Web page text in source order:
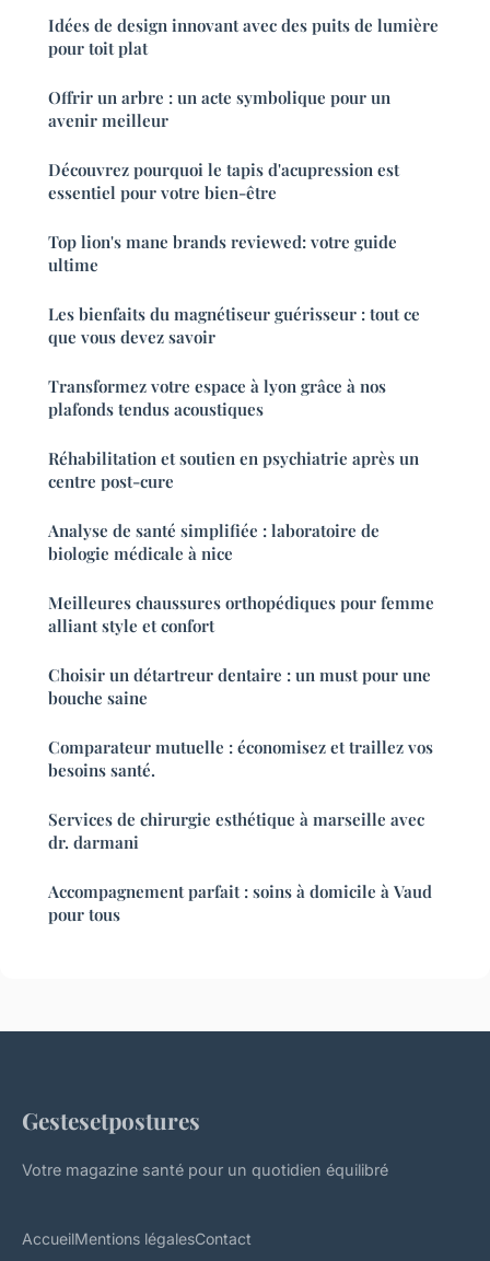
Idées de design innovant avec des puits de lumière
pour toit plat
Offrir un arbre : un acte symbolique pour un
avenir meilleur
Découvrez pourquoi le tapis d'acupression est
essentiel pour votre bien-être
Top lion's mane brands reviewed: votre guide
ultime
Les bienfaits du magnétiseur guérisseur : tout ce
que vous devez savoir
Transformez votre espace à lyon grâce à nos
plafonds tendus acoustiques
Réhabilitation et soutien en psychiatrie après un
centre post-cure
Analyse de santé simplifiée : laboratoire de
biologie médicale à nice
Meilleures chaussures orthopédiques pour femme
alliant style et confort
Choisir un détartreur dentaire : un must pour une
bouche saine
Comparateur mutuelle : économisez et traillez vos
besoins santé.
Services de chirurgie esthétique à marseille avec
dr. darmani
Accompagnement parfait : soins à domicile à Vaud
pour tous
Gestesetpostures
Votre magazine santé pour un quotidien équilibré
AccueilMentions légalesContact